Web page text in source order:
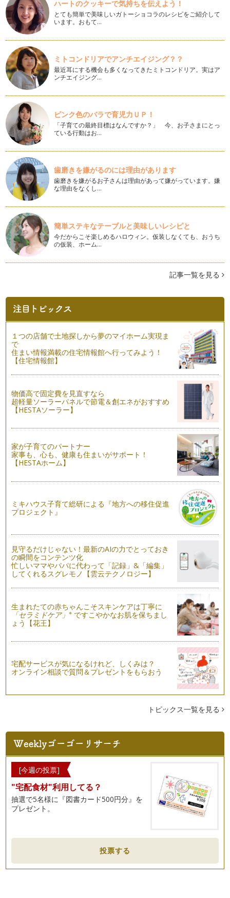
おからでダイエット
5月になりました。すっかり暖かくなり、花たちが一気に鮮や
かに色づいてきましたね。 …
栄養たっぷり・乾物をおいしく食べよう♪
みなさんは乾物を使いますか？ 私はひじき・切干大根・干し
椎茸・干し海老などは常備し…
調理の仕方で苦手なものも大好きに
暖かくなり桜も咲いて、すっかり春めいてきましたね♪ 前
回、野…
切り方の魔法で野菜を好きにさせちゃおう
「うちの子、お野菜を食べてくれないの」と悩んでいるママは
いませんか？ママとしてはお肉やお魚…
お祝いメニュー何にしよう
3月になりました。まだ空気は冷たいですが、だんだん春は近
づいています。春になるとお祝いごと…
やっぱり強いぞ、ねばねばパワー
風邪が蔓延する季節になりました。最近ではインフルエンザや
ノロウィルスが猛威をふるっていて、…
余った節分豆をおいしく食べよう
「鬼はそと、福はうち」・・・2月3日は節分の日ですね。 豆
まきの豆はご用意されまし…
ご家族が集うお正月タイムが過ぎ、…
心浮き立つおもてなし
街中はクリスマスムードで盛り上がり、お子さんだけでなく大
人だってウキウキする季節となりまし…
気分も華やぐ彩りメニュー
クリスマスシーズン到来！ 街中はクリスマスの楽しい音楽や
風邪を吹き飛ばそう！
だんだんと寒さが増してくるこの季節・・・風邪やインフルエ
寒くなっても時短クッキング
だんだん寒い日が続くようになって、朝起きるのが辛くなって
きましたね。（あれ？私だけでしょう…
電子レンジレシピ～第２弾～えびのしいたけボール
街中はハロウィンのかわいらしい飾り付けで賑わっています
ね。 お子さんのコスチューム…
ハートのクッキーで気持ちを伝えよう！
とても簡単で美味しいガトーショコラのレシピをご紹介して
います。おもて…
ミトコンドリアでアンチエイジング？？
最近耳にする機会も多くなってきたミトコンドリア。実はア
ンチエイジング…
ピンク色のバラで育児力ＵＰ！
「子育ての最終目標はなんですか？」 今、お子さまにとっ
ている行動はお…
歯磨きを嫌がるのには理由があります
歯磨きを嫌がるお子さんは理由があって嫌がっています。嫌
な理由をなくし…
簡単ステキなテーブルと美味しいレシピと
今だからこそ楽しめるハロウィン。仮装しなくても、おうち
の仮装、ホーム…
記事一覧を見る
１つの店舗で土地探しから夢のマイホーム実現ま
で
住まい情報満載の住宅情報館へ行ってみよう！
【住宅情報館】
物価高で固定費を見直すなら
超軽量ソーラーパネルで節電＆創エネがおすすめ
【HESTAソーラー】
家が子育てのパートナー
家事も、心も、健康も住まいがサポート！
【HESTAホーム】
ミキハウス子育て総研による『地方への移住促進
プロジェクト』
見守るだけじゃない！最新のAIの力でとっておき
の瞬間をコンテンツ化
忙しいママやパパに代わって「記録」&「編集」
してくれるスグレモノ【雲云テクノロジー】
生まれたての赤ちゃんこそスキンケアは丁寧に
「セラミドケア」※ ですこやかなお肌を保ちまし
ょう【花王】
宅配サービスが気になるけれど、しくみは？
オンライン相談で質問＆プレゼントをもらおう
トピックス一覧を見る
[今週の投票]
"宅配食材"利用してる？
抽選で5名様に『図書カード500円分』を
プレゼント。
投票する